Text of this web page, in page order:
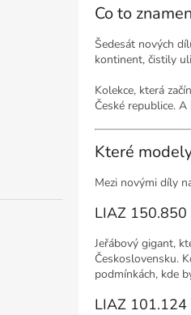
Co to
Šedesát nových
kontinent, čistily
Kolekce, která
České republice.
Které
Mezi novými díly
LIAZ
Jeřábový gigant,
Československu.
podmínkách, kde
LIAZ 101.124